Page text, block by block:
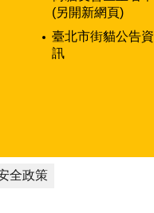
(另開新網頁)
臺北市街貓公告資
訊
全政策
護處